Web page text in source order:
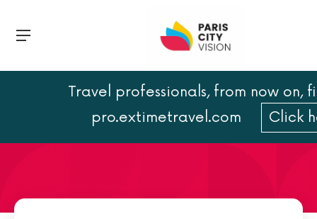
Travel professionals, from now on,
pro.extimetravel.com
Click
Mapa de Giverny